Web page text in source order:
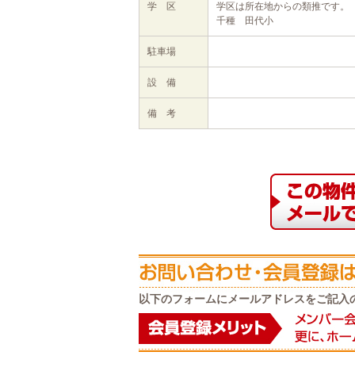
学 区
学区は所在地からの類推です。
千種 田代小
駐車場
設 備
備 考
以下のフォームにメールアドレスをご記